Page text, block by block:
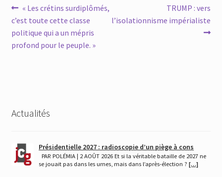
Navigation
de
l’article
Article
précédent :
« Les crétins surdiplômés,
c’est toute cette classe
politique qui a un mépris
profond pour le peuple. »
Article
suivant :
TRUMP : vers
l’isolationnisme impérialiste
Actualités
Présidentielle 2027 : radioscopie d’un piège à cons
PAR POLÉMIA | 2 AOÛT 2026 Et si la véritable bataille de 2027 ne
se jouait pas dans les urnes, mais dans l’après-élection ?[…]